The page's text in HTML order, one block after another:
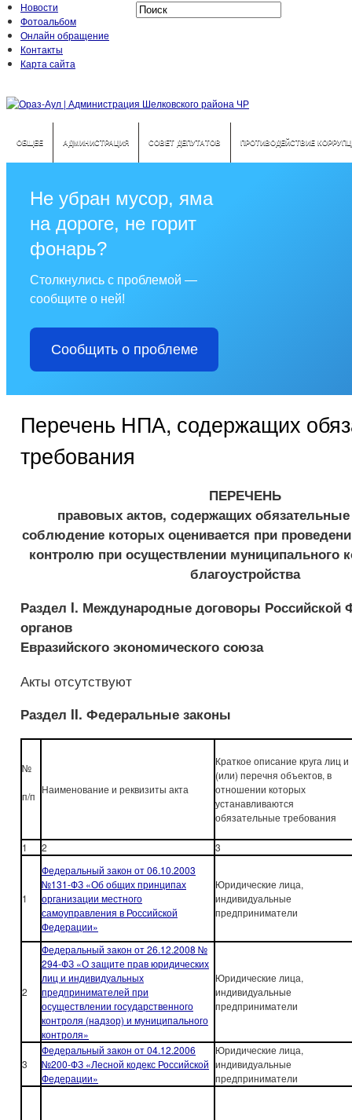
Новости
Фотоальбом
Онлайн обращение
Контакты
Карта сайта
ОБЩЕЕ АДМИНИСТРАЦИЯ СОВЕТ ДЕПУТАТОВ ПРОТИВОДЕЙСТВИЕ
Не убран мусор, яма
на дороге, не горит
фонарь?
Столкнулись с проблемой —
сообщите о ней!
Сообщить о проблеме
Перечень НПА, содержащих
требования
ПЕРЕЧЕНЬ
правовых актов, содержащих
соблюдение которых оценивается при
контролю при осуществлении муниципального
благоустройства
Раздел I. Международные договоры Российской
органов
Евразийского экономического союза
Акты отсутствуют
Раздел II. Федеральные законы
№
п/п
Наименование и реквизиты акта
Краткое описание круга лиц и
(или) перечня объектов, в
отношении которых
устанавливаются
обязательные требования
1 2 3
1
Федеральный закон от 06.10.2003
№131-ФЗ «Об общих принципах
организации местного
самоуправления в Российской
Федерации»
Юридические лица,
индивидуальные
предприниматели
2
Федеральный закон от 26.12.2008 №
294-ФЗ «О защите прав юридических
лиц и индивидуальных
предпринимателей при
осуществлении государственного
контроля (надзор) и муниципального
контроля»
Юридические лица,
индивидуальные
предприниматели
3
Федеральный закон от 04.12.2006
№200-ФЗ «Лесной кодекс Российской
Федерации»
Юридические лица,
индивидуальные
предприниматели